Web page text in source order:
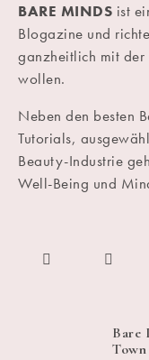
BARE MINDS ist
Blogazine und
ganzheitlich mit der
wollen.
Neben den besten
Tutorials,
Beauty-Industrie
Well-Being und
Bare
Town